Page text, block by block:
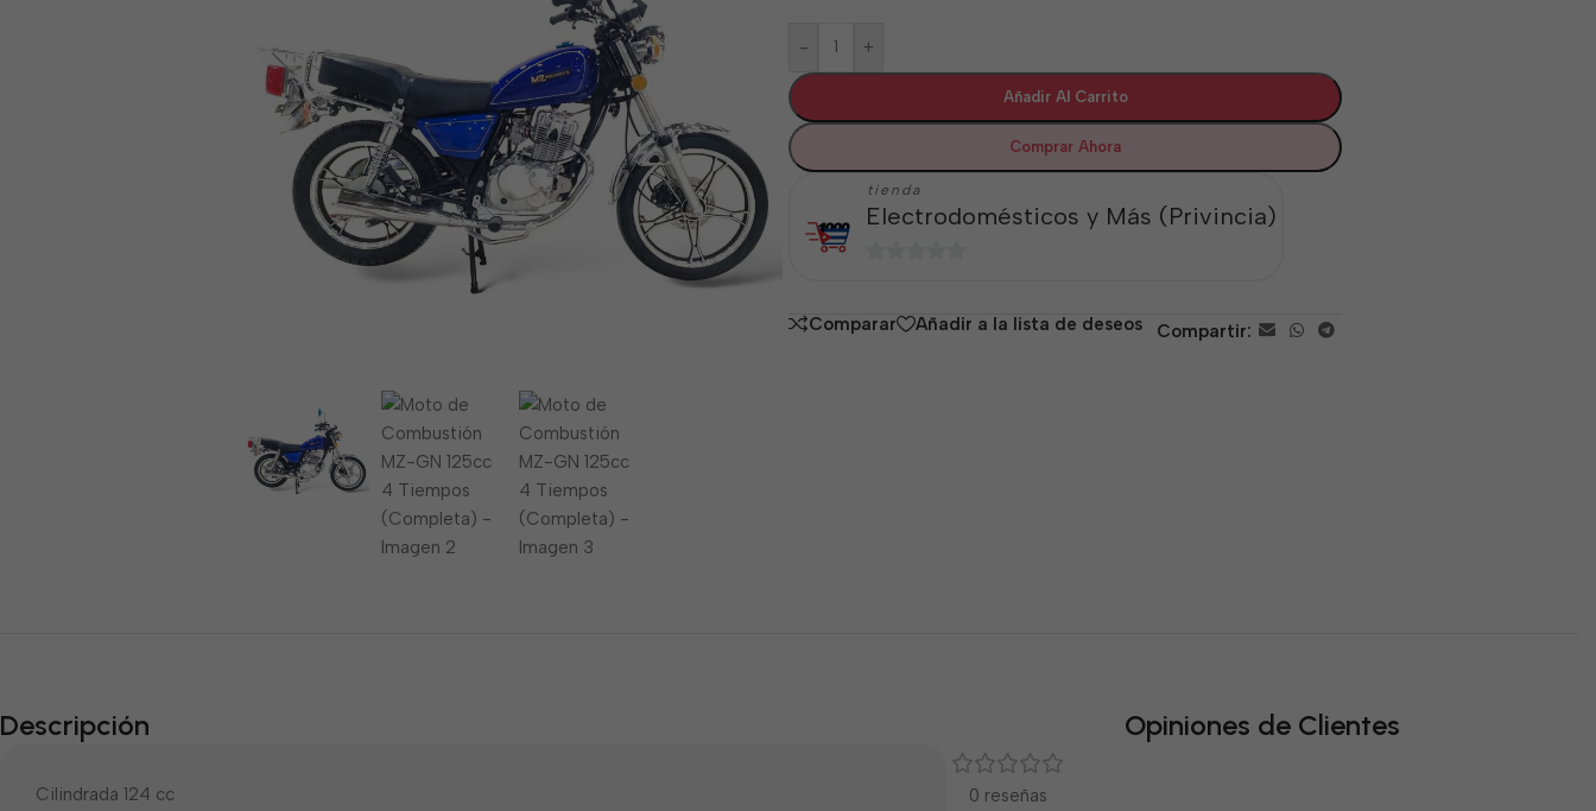
- +
Añadir Al Carrito
Comprar Ahora
tienda
Electrodomésticos y Más (Privincia)
5
Comparar Añadir a la lista de deseos Compartir:
Descripción
Cilindrada 124 cc
Opiniones de Clientes
0 reseñas